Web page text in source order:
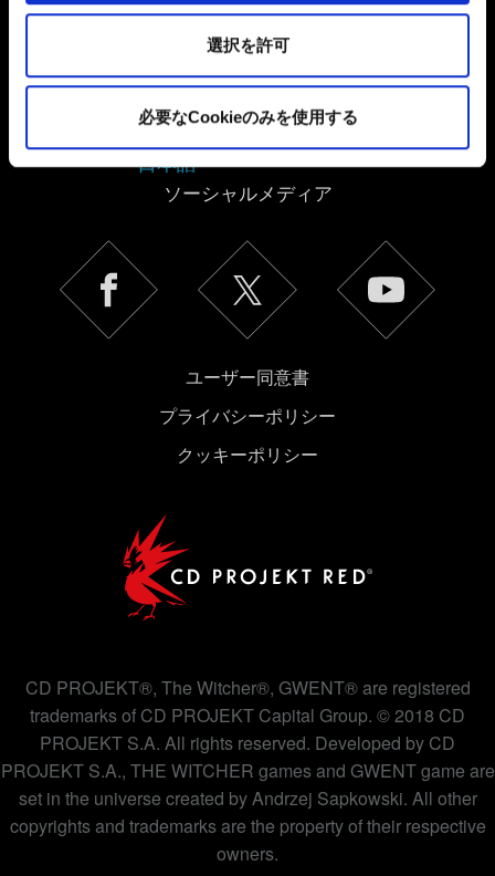
これらのオプションが有効になることはありません。
細は、下記の「設定」メニューでご確認ください。
選択を許可
必要なCookieのみを使用する
日本語
ソーシャルメディア
ユーザー同意書
プライバシーポリシー
クッキーポリシー
CD PROJEKT®, The Witcher®, GWENT® are registered
trademarks of CD PROJEKT Capital Group. © 2018 CD
PROJEKT S.A. All rights reserved. Developed by CD
PROJEKT S.A., THE WITCHER games and GWENT game are
set in the universe created by Andrzej Sapkowski. All other
copyrights and trademarks are the property of their respective
owners.